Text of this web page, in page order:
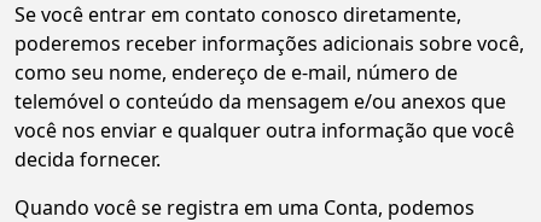
Se você entrar em contato conosco diretamente,
poderemos receber informações adicionais sobre você,
como seu nome, endereço de e-mail, número de
telemóvel o conteúdo da mensagem e/ou anexos que
você nos enviar e qualquer outra informação que você
decida fornecer.
Quando você se registra em uma Conta, podemos